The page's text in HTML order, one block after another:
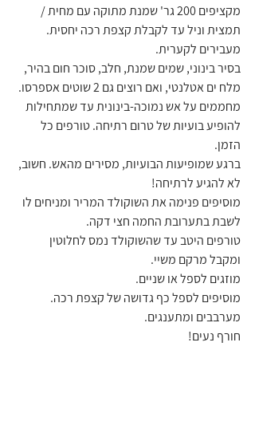
מקציפים 200 גר' שמנת מתוקה עם מחית /
תמצית וניל עד לקבלת קצפת רכה יחסית.
מעבירים לקערית.
בסיר בינוני, שמים שמנת, חלב, סוכר חום בהיר,
מלח ים אטלנטי, ואם רוצים גם 2 שוטים אספרסו.
מחממים על אש נמוכה-בינונית עד שמתחילות
להופיע בועיות של טרום רתיחה. טורפים כל
הזמן.
ברגע שמופיעות הבועיות, מסירים מהאש. חשוב,
לא להגיע לרתיחה!
מוסיפים פנימה את השוקולד המריר ומניחים לו
לשבת בתערובת החמה חצי דקה.
טורפים היטב עד שהשוקולד נמס לחלוטין
ומקבל מרקם משיי.
מוזגים לספל או שניים.
מוסיפים לספל כף גדושה של קצפת רכה.
מערבבים ומתענגים.
חורף נעים!